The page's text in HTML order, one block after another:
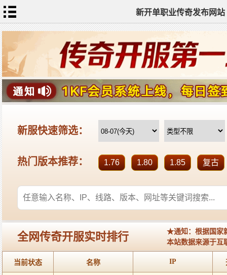
新开单职业传奇发布网站
网
站
首
页
单
职
业
传
奇
迷
失
传
奇
神
器
单
职
业
打
金
传
奇
sf
新
开
单
职
业
传
奇
全
站
标
签